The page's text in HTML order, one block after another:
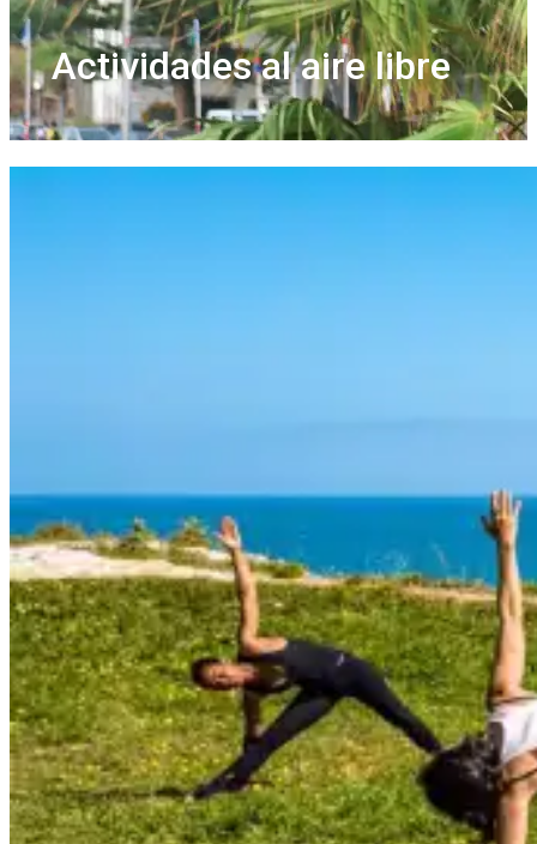
Actividades al aire libre